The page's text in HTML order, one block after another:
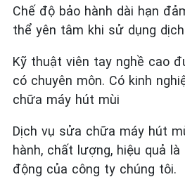
Chế độ bảo hành dài hạn
thể yên tâm khi sử dụng
Kỹ thuật viên tay nghề cao
có chuyên môn. Có kinh
chữa máy hút mùi
Dịch vụ sửa chữa máy hút
hành, chất lượng, hiệu quả
động của công ty chúng tôi.